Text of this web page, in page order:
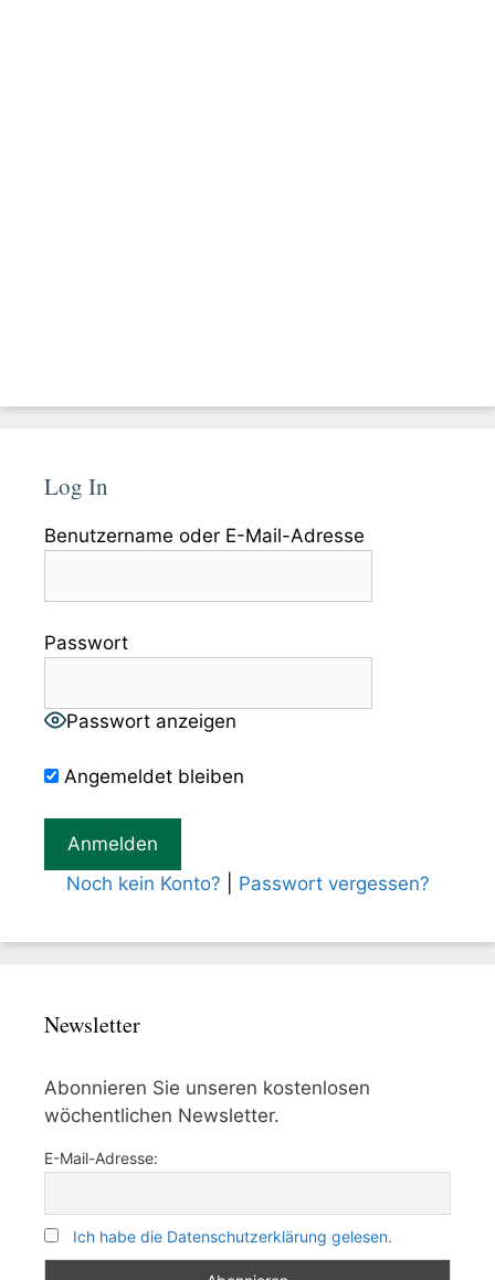
Log In
Benutzername oder E-Mail-Adresse
Passwort
Passwort anzeigen
Angemeldet bleiben
Noch kein Konto? Passwort vergessen?
Newsletter
Abonnieren Sie unseren kostenlosen
wöchentlichen Newsletter.
E-Mail-Adresse:
Ich habe die Datenschutzerklärung gelesen.